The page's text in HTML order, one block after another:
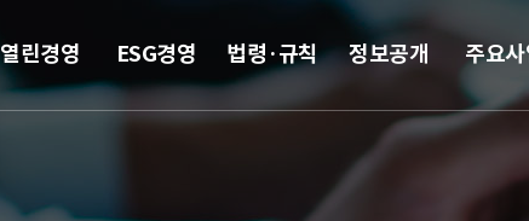
열린경영 ESG경영 법령·규칙 정보공개 주요사